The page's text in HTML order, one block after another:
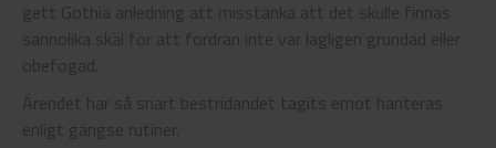
gett Gothia anledning att misstänka att det skulle finnas
sannolika skäl för att fordran inte var lagligen grundad eller
obefogad.
Ärendet har så snart bestridandet tagits emot hanteras
enligt gängse rutiner.